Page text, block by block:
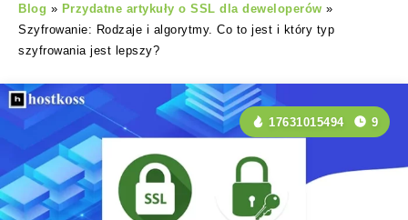
Blog » Przydatne artykuły o SSL dla deweloperów »
Szyfrowanie: Rodzaje i algorytmy. Co to jest i który typ
szyfrowania jest lepszy?
17631015494 9